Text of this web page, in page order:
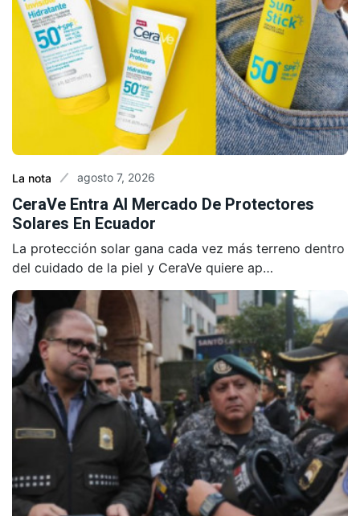
La nota agosto 7, 2026
CeraVe Entra Al Mercado De Protectores
Solares En Ecuador
La protección solar gana cada vez más terreno dentro
del cuidado de la piel y CeraVe quiere ap…